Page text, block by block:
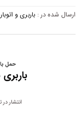
ارسال شده در : باربری و
حمل
انتشار